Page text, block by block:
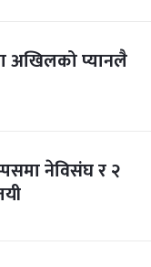
अखिलको प्यानलै
नेविसंघ र २